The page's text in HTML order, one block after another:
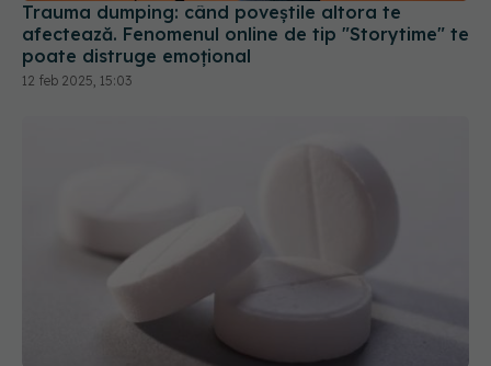
Trauma dumping: când poveștile altora te
afectează. Fenomenul online de tip "Storytime" te
poate distruge emoțional
12 feb 2025, 15:03